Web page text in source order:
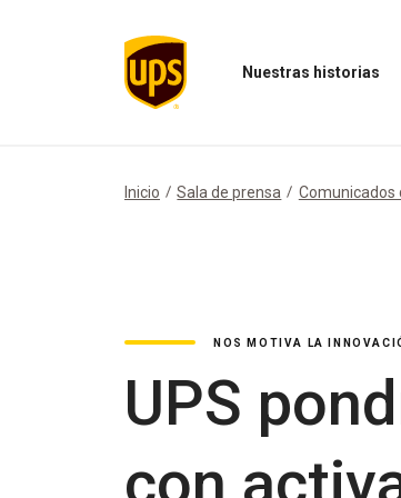
Nuestras historias
historias
Inicio Sala de prensa Comunicados
NOS MOTIVA LA
UPS